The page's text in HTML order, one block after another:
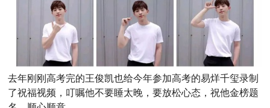
去年刚刚高考完的王俊凯也给今年参加高考的易烊千玺录制
了祝福视频，叮嘱他不要睡太晚，要放松心态，祝他金榜题